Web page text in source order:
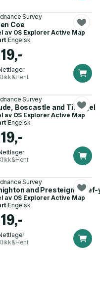
Survey
Coe
av OS Explorer Active Map
|Engelsk
Survey
Boscastle and Tintagel
av OS Explorer Active Map
|Engelsk
Survey
and Presteigne
av OS Explorer Active Map
|Engelsk